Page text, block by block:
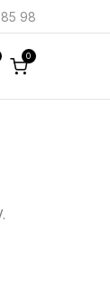
98
0